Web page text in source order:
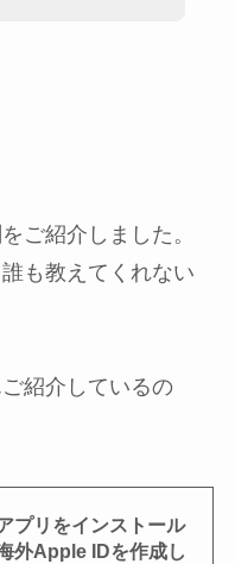
ご紹介しました。
も教えてくれない
紹介しているの
プリをインストール
外Apple IDを作成し